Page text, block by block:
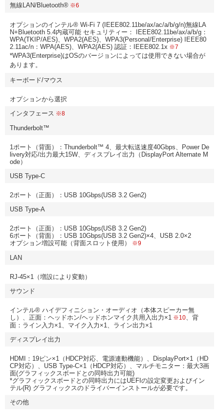
無線LAN/Bluetooth® ※6
オプションのインテル® Wi-Fi 7 (IEEE802.11be/ax/ac/a/b/g/n)無線LA
N+Bluetooth 5.4内蔵可能 セキュリティー： IEEE802.11be/ax/a/b/g：
WPA(TKIP/AES)、WPA2(AES)、WPA3(Personal/Enterprise) IEEE80
2.11ac/n：WPA(AES)、WPA2(AES) 認証：IEEE802.1x ※7
*WPA3(Enterprise)はOSのバージョンによっては使用できない場合が
あります。
キーボード/マウス
オプションから選択
インタフェース ※8
Thunderbolt™
1ポート（背面）：Thunderbolt™ 4、最大転送速度40Gbps、Power De
livery対応/出力最大15W、ディスプレイ出力（DisplayPort Alternate M
ode）
USB Type-C
2ポート（正面）：USB 10Gbps(USB 3.2 Gen2)
USB Type-A
2ポート（正面）：USB 10Gbps(USB 3.2 Gen2)
6ポート（背面）：USB 10Gbps(USB 3.2 Gen2)×4、USB 2.0×2
オプション増設可能（背面スロット使用）
※9
LAN
RJ-45×1（増設により変動）
サウンド
インテル® ハイデフィニション・オーディオ（本体スピーカー無
し）、正面：ヘッドホン/ヘッドホンマイク共用入出力×1 ※10、背
面：ライン入力×1、マイク入力×1、ライン出力×1
ディスプレイ出力
HDMI：19ピン×1（HDCP対応、電源連動機能）、DisplayPort×1（HD
CP対応）、USB Type-C×1（HDCP対応）、マルチモニター：最大3画
面(グラフィックスボードとの同時出力可能)
*グラフィックスボードとの同時出力にはUEFIの設定変更およびイン
テル(R) グラフィックスのドライバーインストールが必要です。
その他